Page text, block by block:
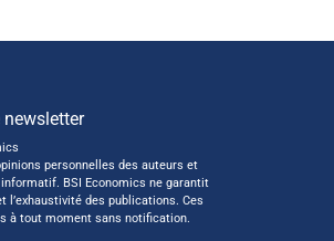
personnelles des auteurs et
BSI Economics ne garantit
l’exhaustivité des publications. Ces
à tout moment sans notification.